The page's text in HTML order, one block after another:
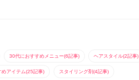
30代におすすめメニュー(6記事) ヘアスタイル(2記事)
めアイテム(25記事) スタイリング剤(4記事)